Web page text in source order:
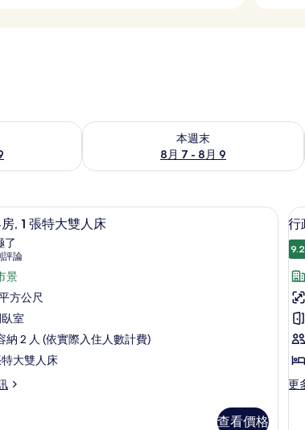
供應情況
本週末
8月 7 - 8月 9
查看本週末 (8月 7 - 8月 9) 的供應情況
吧、客房內保險箱 高級寢具、舒適加層、迷你吧、客房內
, 1 張特大雙人床
滿分 10 分
了
評論
景
方公尺
臥室
納 2 人 (依實際入住人數計費)
特大雙人床
查看價格
顯
示
行
政
客
房,
2
張
加
行
9.2
更
更